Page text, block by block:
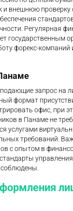
и внешнюю проверку
Регулярная
государственным
форекс-компаний
запрос на
формат
офис, при
в Панаме не
услугами
требований.
с опытом в
соблюдены.